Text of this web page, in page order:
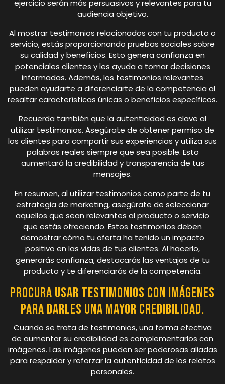
ejercicio serán más persuasivos y relevantes para tu
audiencia objetivo.
Al mostrar testimonios relacionados con tu producto o
servicio, estás proporcionando pruebas sociales sobre
su calidad y beneficios. Esto genera confianza en
potenciales clientes y les ayuda a tomar decisiones
informadas. Además, los testimonios relevantes
pueden ayudarte a diferenciarte de la competencia al
resaltar características únicas o beneficios específicos.
Recuerda también que la autenticidad es clave al
utilizar testimonios. Asegúrate de obtener permiso de
los clientes para compartir sus experiencias y utiliza sus
palabras reales siempre que sea posible. Esto
aumentará la credibilidad y transparencia de tus
mensajes.
En resumen, al utilizar testimonios como parte de tu
estrategia de marketing, asegúrate de seleccionar
aquellos que sean relevantes al producto o servicio
que estás ofreciendo. Estos testimonios deben
demostrar cómo tu oferta ha tenido un impacto
positivo en las vidas de tus clientes. Al hacerlo,
generarás confianza, destacarás las ventajas de tu
producto y te diferenciarás de la competencia.
Procura usar testimonios con imágenes
para darles una mayor credibilidad.
Cuando se trata de testimonios, una forma efectiva
de aumentar su credibilidad es complementarlos con
imágenes. Las imágenes pueden ser poderosas aliadas
para respaldar y reforzar la autenticidad de los relatos
personales.